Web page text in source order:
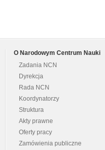
O Narodowym Centrum Nauki
Zadania NCN
Dyrekcja
Rada NCN
Koordynatorzy
Struktura
Akty prawne
Oferty pracy
Zamówienia publiczne